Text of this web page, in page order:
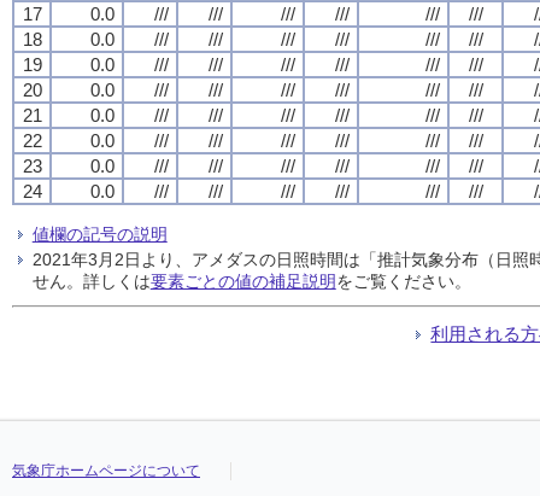
17
0.0 /// /// /// /// /// ///
18
0.0 /// /// /// /// /// ///
19
0.0 /// /// /// /// /// ///
20
0.0 /// /// /// /// /// ///
21
0.0 /// /// /// /// /// ///
22
0.0 /// /// /// /// /// ///
23
0.0 /// /// /// /// /// ///
24
0.0 /// /// /// /// /// ///
値欄の記号の説明
2021年3月2日より、アメダスの日照時間は「推計気象分布（日
せん。詳しくは要素ごとの値の補足説明をご覧ください。
利用される
気象庁ホームページについて